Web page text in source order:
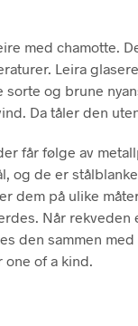
med chamotte.
Leira
og brune
Da tåler den
får følge av
og de er
dem på ulike
Når rekveden
den sammen
one of a kind.